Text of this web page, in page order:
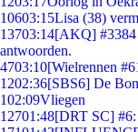
10603:15Lisa (38)
13703:14[AKQ] #3384
antwoorden.
4703:10[Wielrennen
1202:36[SBS6] De
102:09Vliegen
12701:48[DRT SC]